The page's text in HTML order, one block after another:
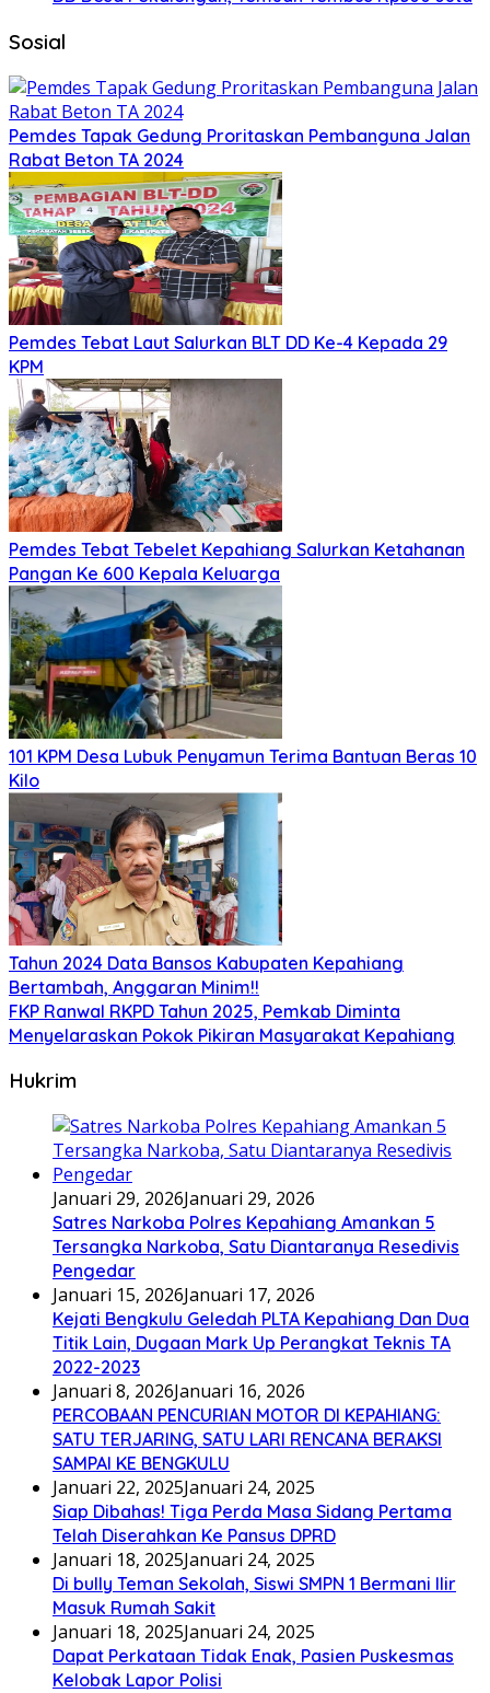
Sosial
Pemdes Tapak Gedung Proritaskan Pembanguna Jalan
Rabat Beton TA 2024
Pemdes Tebat Laut Salurkan BLT DD Ke-4 Kepada 29
KPM
Pemdes Tebat Tebelet Kepahiang Salurkan Ketahanan
Pangan Ke 600 Kepala Keluarga
101 KPM Desa Lubuk Penyamun Terima Bantuan Beras 10
Kilo
Tahun 2024 Data Bansos Kabupaten Kepahiang
Bertambah, Anggaran Minim!!
FKP Ranwal RKPD Tahun 2025, Pemkab Diminta
Menyelaraskan Pokok Pikiran Masyarakat Kepahiang
Hukrim
Januari 29, 2026Januari 29, 2026
Satres Narkoba Polres Kepahiang Amankan 5
Tersangka Narkoba, Satu Diantaranya Resedivis
Pengedar
Januari 15, 2026Januari 17, 2026
Kejati Bengkulu Geledah PLTA Kepahiang Dan Dua
Titik Lain, Dugaan Mark Up Perangkat Teknis TA
2022-2023
Januari 8, 2026Januari 16, 2026
PERCOBAAN PENCURIAN MOTOR DI KEPAHIANG:
SATU TERJARING, SATU LARI RENCANA BERAKSI
SAMPAI KE BENGKULU
Januari 22, 2025Januari 24, 2025
Siap Dibahas! Tiga Perda Masa Sidang Pertama
Telah Diserahkan Ke Pansus DPRD
Januari 18, 2025Januari 24, 2025
Di bully Teman Sekolah, Siswi SMPN 1 Bermani Ilir
Masuk Rumah Sakit
Januari 18, 2025Januari 24, 2025
Dapat Perkataan Tidak Enak, Pasien Puskesmas
Kelobak Lapor Polisi